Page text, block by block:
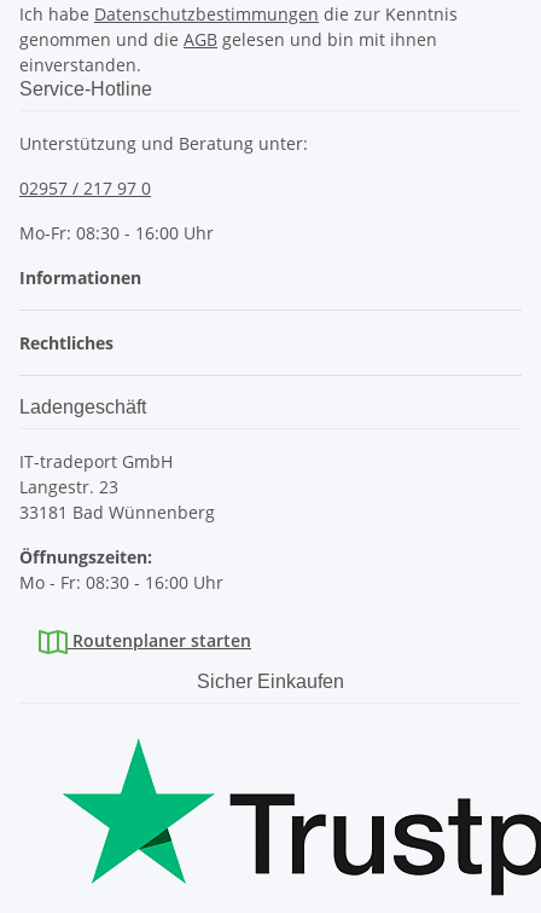
Ich habe Datenschutzbestimmungen die zur Kenntnis
genommen und die AGB gelesen und bin mit ihnen
einverstanden.
Service-Hotline
Unterstützung und Beratung unter:
02957 / 217 97 0
Mo-Fr: 08:30 - 16:00 Uhr
Informationen
Rechtliches
Ladengeschäft
IT-tradeport GmbH
Langestr. 23
33181 Bad Wünnenberg
Öffnungszeiten:
Mo - Fr: 08:30 - 16:00 Uhr
Routenplaner starten
Sicher Einkaufen